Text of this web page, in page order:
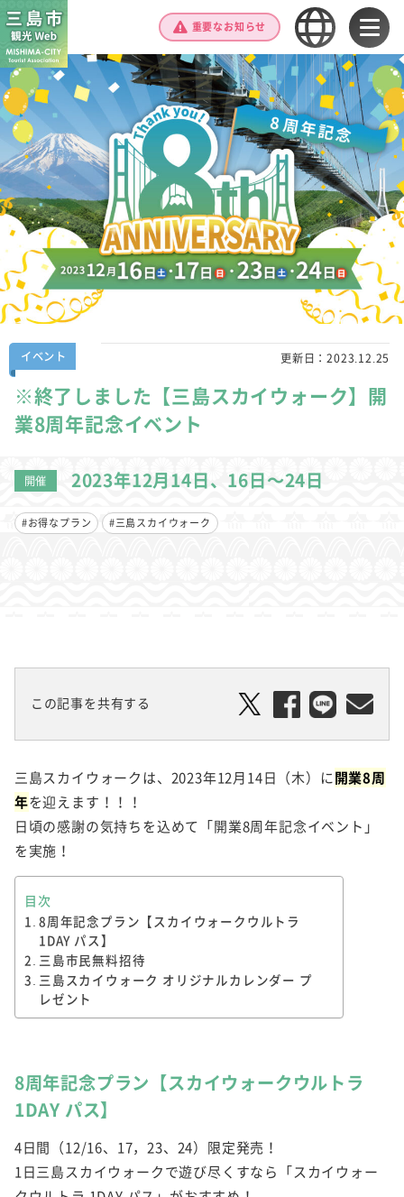
重要なお知らせ
イベント 更新日：2023.12.25
※終了しました【三島スカイウォーク】開
業8周年記念イベント
開催 2023年12月14日、16日～24日
#お得なプラン #三島スカイウォーク
この記事を共有する
三島スカイウォークは、2023年12月14日（木）に開業8周
年を迎えます！！！
日頃の感謝の気持ちを込めて「開業8周年記念イベント」
を実施！
目次
8周年記念プラン【スカイウォークウルトラ
1DAY パス】
三島市民無料招待
三島スカイウォーク オリジナルカレンダー プ
レゼント
8周年記念プラン【スカイウォークウルトラ
1DAY パス】
4日間（12/16、17，23、24）限定発売！
1日三島スカイウォークで遊び尽くすなら「スカイウォー